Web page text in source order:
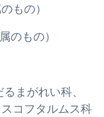
もの）
のもの）
まがれい科、
コフタルムス科